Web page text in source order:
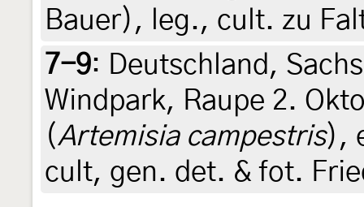
Bauer), leg., cult. zu
7-9: Deutschland,
Windpark, Raupe 2.
(Artemisia campestris),
cult, gen. det. & fot.